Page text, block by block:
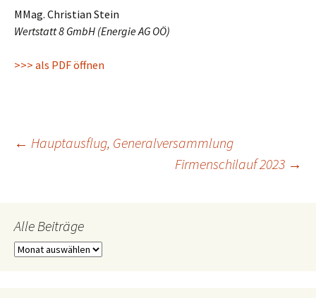
MMag. Christian Stein
Wertstatt 8 GmbH (Energie AG OÖ)
>>> als PDF öffnen
Beitragsnavigation
← Hauptausflug, Generalversammlung
Firmenschilauf 2023 →
Alle Beiträge
Alle